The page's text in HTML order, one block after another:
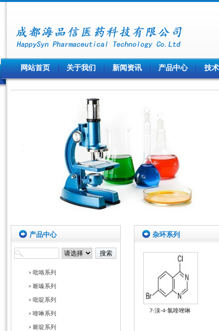
网站首页 关于我们 新闻资讯 产品中心 技
产品中心
> 吡咯系列
> 哌嗪系列
> 吡啶系列
> 喹啉系列
> 哌啶系列
杂环系列
7-溴-4-氯喹唑啉